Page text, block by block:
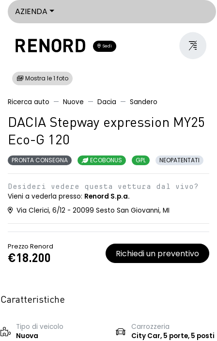
AZIENDA
Sedi
Mostra le 1 foto
Ricerca auto Nuove Dacia Sandero
DACIA Stepway expression MY25
Eco-G 120
PRONTA CONSEGNA ECOBONUS GPL NEOPATENTATI
Desideri vedere questa vettura dal vivo?
Vieni a vederla presso: Renord S.p.a.
Via Clerici, 6/12 - 20099 Sesto San Giovanni, MI
Prezzo Renord
€18.200 Richiedi un preventivo
Caratteristiche
Tipo di veicolo
Nuova
Carrozzeria
City Car, 5 porte, 5 posti